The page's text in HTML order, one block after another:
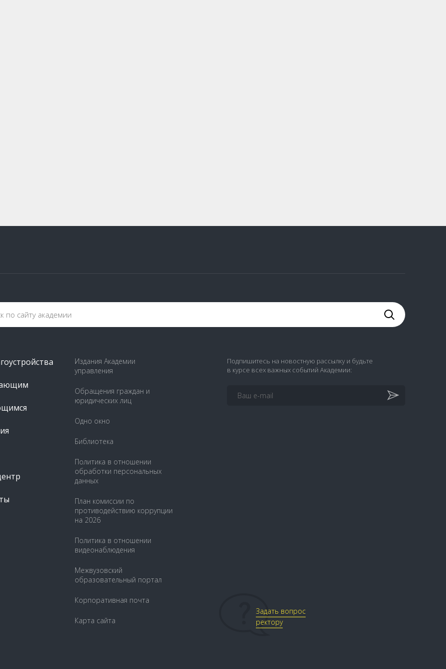
Издания Академии
управления
Обращения граждан и
юридических лиц
Одно окно
Библиотека
Политика в отношении
обработки персональных
данных
План комиссии по
противодействию коррупции
на 2026
Политика в отношении
видеонаблюдения
Межвузовский
образовательный портал
Корпоративная почта
Карта сайта
Подпишитесь на новостную рассылку и будьте
в курсе всех важных событий Академии:
Задать вопрос
ректору